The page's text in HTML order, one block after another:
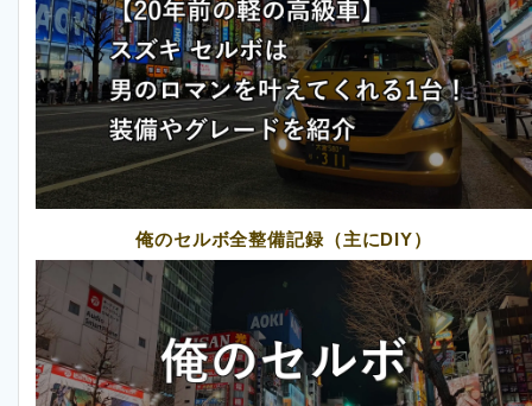
俺のセルボ全整備記録（主にDIY）